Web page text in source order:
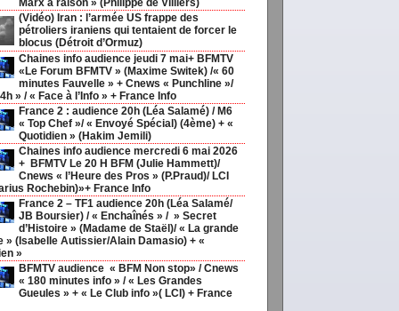
Marx a raison » (Philippe de Villiers)
(Vidéo) Iran : l’armée US frappe des
pétroliers iraniens qui tentaient de forcer le
blocus (Détroit d’Ormuz)
Chaines info audience jeudi 7 mai+ BFMTV
«Le Forum BFMTV » (Maxime Switek) /« 60
minutes Fauvelle » + Cnews « Punchline »/
» / « Face à l’Info » + France Info
France 2 : audience 20h (Léa Salamé) / M6
« Top Chef »/ « Envoyé Spécial) (4ème) + «
Quotidien » (Hakim Jemili)
Chaines info audience mercredi 6 mai 2026
+ BFMTV Le 20 H BFM (Julie Hammett)/
Cnews « l’Heure des Pros » (P.Praud)/ LCI
Rochebin)»+ France Info
France 2 – TF1 audience 20h (Léa Salamé/
JB Boursier) / « Enchaînés » / » Secret
d’Histoire » (Madame de Staël)/ « La grande
» (Isabelle Autissier/Alain Damasio) + «
»
BFMTV audience « BFM Non stop» / Cnews
« 180 minutes info » / « Les Grandes
Gueules » + « Le Club info »( LCI) + France